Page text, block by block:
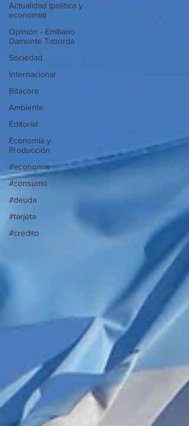
Actualidad (política y
economía)
Opinión - Emiliano
Damonte Taborda
Sociedad
Internacional
Bitácora
Ambiente
Editorial
Economía y
Producción
#economia
#consumo
#deuda
#tarjeta
#credito